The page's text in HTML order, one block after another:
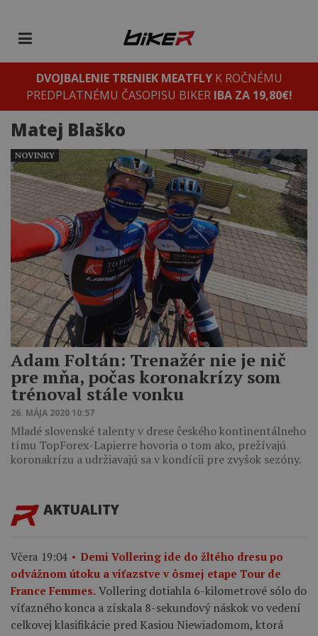
DVOJBALENIE TRENIEK MEATFLYK ROČNÉMU
PREDPLATNÉMU ČASOPISU BIKER IBA ZA 19,80€!
Matej Blaško
Adam Foltán: Trenažér nie je nič
pre mňa, počas koronakrízy som
trénoval stále vonku
26. MÁJA 2020 10:57
Mladé slovenské talenty v drese českého kontinentálneho
tímu TopForex-Lapierre hovoria o tom ako, prežívajú
koronakrízu a udržiavajú sa v kondícii pre zvyšok sezóny.
NOVINKY
AKTUALITY
Včera 19:04
Demi Vollering ide do žltého dresu po
odvážnom útoku a víťazstve v ôsmej etape Tour de
France Femmes. Vollering dotiahla 6-kilometrové sólo do
víťazného konca a získala 8-sekundový náskok vo vedení
celkovej klasifikácie pred Kasiou Niewiadomom, ktorá